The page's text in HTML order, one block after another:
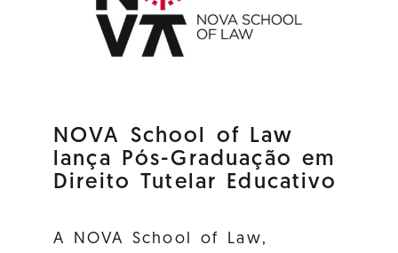
NOVA School of Law
lança Pós-Graduação em
Direito Tutelar Educativo
A NOVA School of Law,